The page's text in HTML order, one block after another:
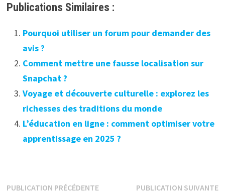
Publications Similaires :
Pourquoi utiliser un forum pour demander des
avis ?
Comment mettre une fausse localisation sur
Snapchat ?
Voyage et découverte culturelle : explorez les
richesses des traditions du monde
L’éducation en ligne : comment optimiser votre
apprentissage en 2025 ?
PUBLICATION PRÉCÉDENTEPublicationPUBLICATION SUIVANTE